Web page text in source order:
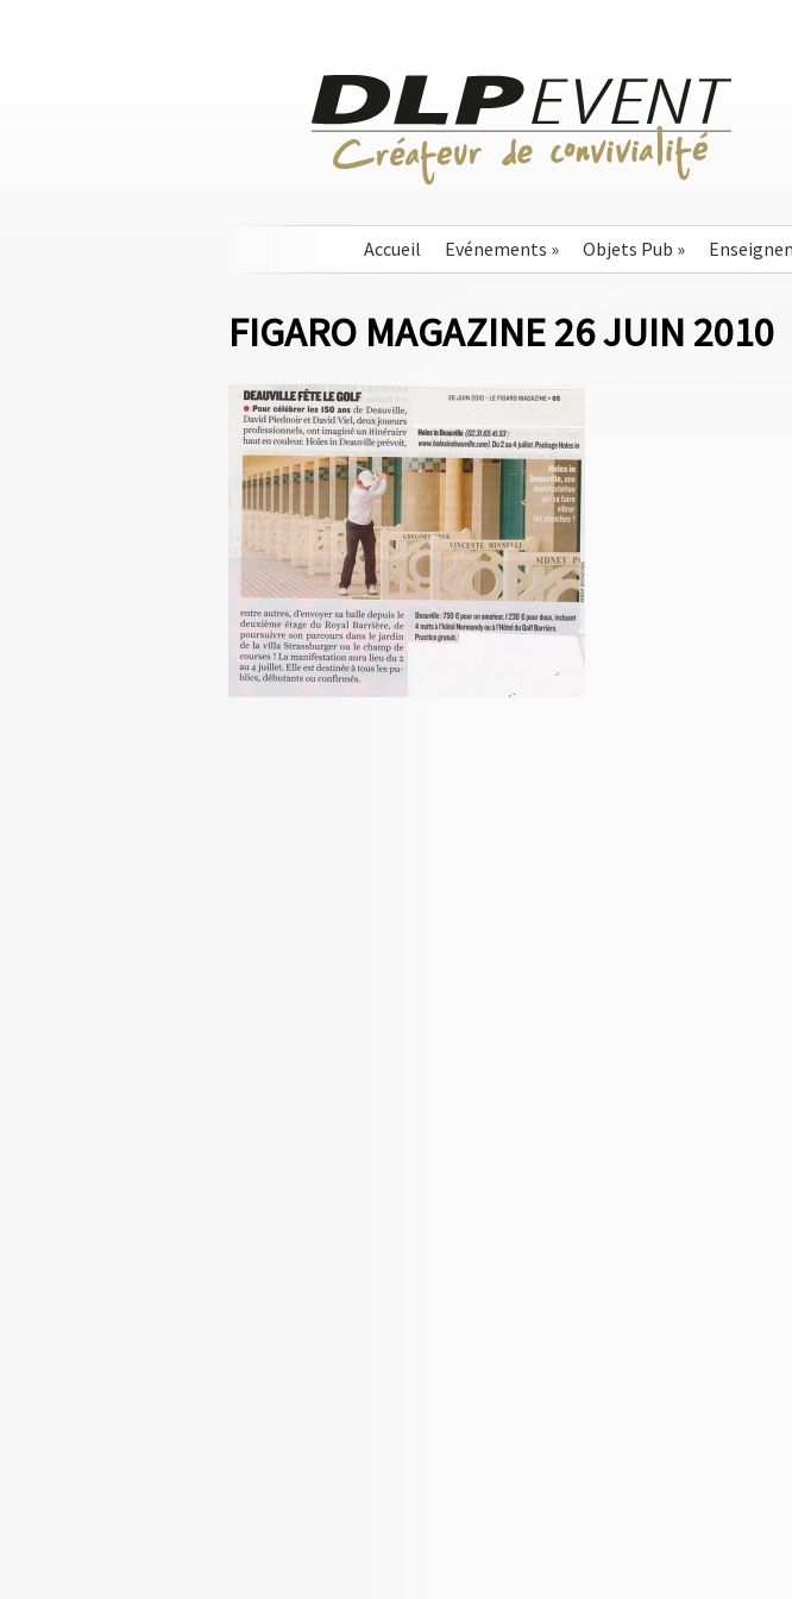
Accueil Evénements » Objets Pub »
FIGARO MAGAZINE 26 JUIN 2010